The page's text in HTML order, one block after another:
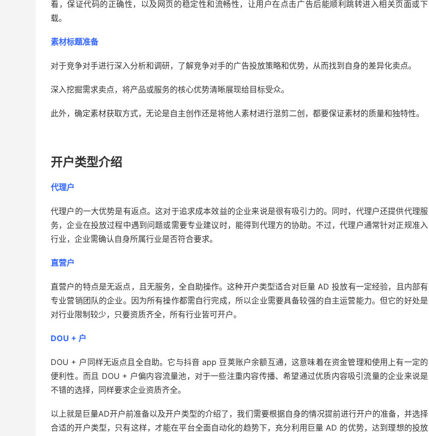
看，保证代码的正确性，以及网页的稳定性和流畅性，让用户在点击广告后能顺利跳转进入相关页面或下
载。
素材标题准备
对于竞争对手进行深入分析和调研，了解竞争对手的广告投放策略和优势，从而找到自身的差异化卖点。
深入挖掘需求卖点，将产品或服务的核心优势清晰展现给目标受众。
此外，确定素材获取方式，无论是自主创作还是将他人素材进行混剪二创，都要保证素材的质量和独特性。
开户类型介绍
代理户
代理户的一大优势是有返点。这对于追求成本效益的企业来说是很有吸引力的。同时，代理户还提供代理服
务，企业在投放过程中遇到问题或需要专业建议时，能得到代理方的协助。不过，代理户通常针对正规准入
行业，企业需确认自身所属行业是否符合要求。
直营户
直营户的特点是无返点，且无服务，全自助操作。这种开户类型适合对巨量 AD 投放有一定经验，且内部有
专业营销团队的企业。因为所有操作都需自行完成，所以企业需要具备较强的自主运营能力。但它的好处是
对行业限制较少，只要资质齐全，所有行业皆可开户。
DOU + 户
DOU + 户同样无返点且全自助。它与抖音 app 豆荚账户余额互通，这意味着在资金管理和使用上有一定的
便利性。而且 DOU + 户偏内容流量池，对于一些注重内容传播、希望通过优质内容吸引流量的企业来说是
不错的选择，同样要求企业资质齐全。
以上就是巨量AD开户前准备以及开户类型的介绍了，我们需要根据自身的情况提前进行开户的准备，并选择
合适的开户类型，只有这样，才能在平台全面自动化的趋势下，充分利用巨量 AD 的优势，达到理想的投放